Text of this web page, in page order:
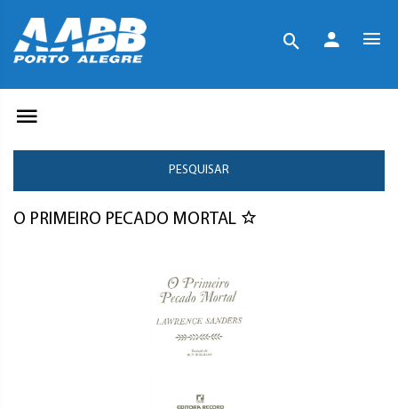
PESQUISAR
O PRIMEIRO PECADO MORTAL